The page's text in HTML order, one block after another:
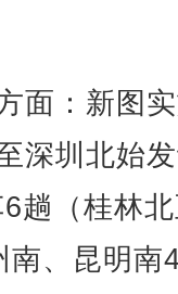
：新图
深圳北始
趟（桂林
南、昆明南